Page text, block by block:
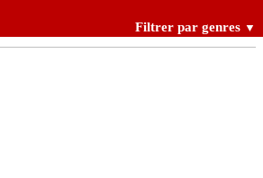
Filtrer par genres ▼